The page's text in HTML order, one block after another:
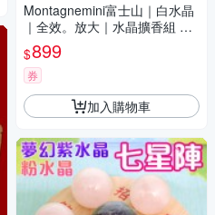
Montagnemini富士山｜白水晶
｜全效。放大｜水晶擴香組 精
油可選
$899
券
加入購物車